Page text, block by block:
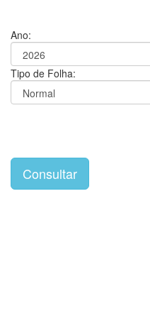
Ano:
Tipo de Folha: